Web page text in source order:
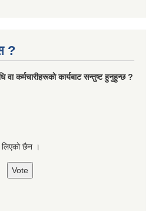
?
वा कर्मचारीहरूकाे कार्यबाट सन्तुष्ट हुनुहुन्छ ?
लिएकाे छैन ।